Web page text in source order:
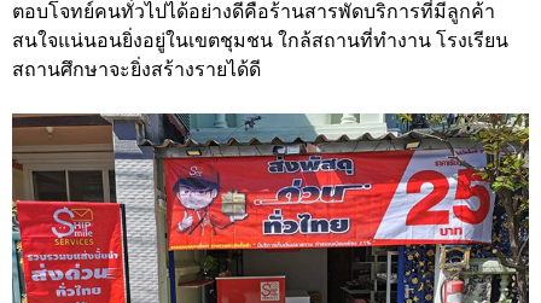
ตอบโจทย์คนทั่วไปได้อย่างดีคือร้านสารพัดบริการที่มีลูกค้า
สนใจแน่นอนยิ่งอยู่ในเขตชุมชน ใกล้สถานที่ทำงาน โรงเรียน
สถานศึกษาจะยิ่งสร้างรายได้ดี